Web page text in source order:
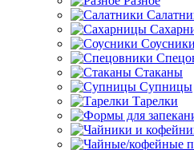
Соусники
Стаканы
Супницы
Тарелки